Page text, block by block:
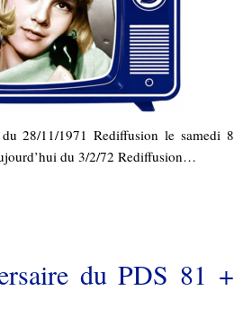
28/11/1971 Rediffusion le samedi 8
du 3/2/72 Rediffusion…
du PDS 81 +